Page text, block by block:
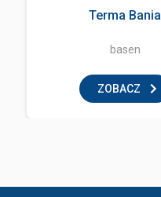
Terma Bania
basen
ZOBACZ